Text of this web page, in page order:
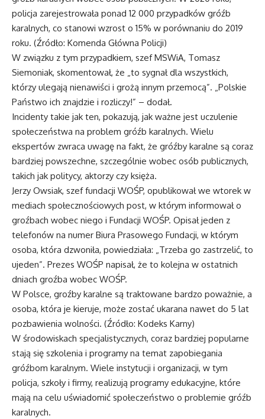
policja zarejestrowała ponad 12 000 przypadków gróźb
karalnych, co stanowi wzrost o 15% w porównaniu do 2019
roku. (Źródło: Komenda Główna Policji)
W związku z tym przypadkiem, szef MSWiA, Tomasz
Siemoniak, skomentował, że „to sygnał dla wszystkich,
którzy ulegają nienawiści i grożą innym przemocą”. „Polskie
Państwo ich znajdzie i rozliczy!” – dodał.
Incidenty takie jak ten, pokazują, jak ważne jest uczulenie
społeczeństwa na problem gróźb karalnych. Wielu
ekspertów zwraca uwagę na fakt, że gróźby karalne są coraz
bardziej powszechne, szczególnie wobec osób publicznych,
takich jak politycy, aktorzy czy księża.
Jerzy Owsiak, szef fundacji WOŚP, opublikował we wtorek w
mediach społecznościowych post, w którym informował o
groźbach wobec niego i Fundacji WOŚP. Opisał jeden z
telefonów na numer Biura Prasowego Fundacji, w którym
osoba, która dzwoniła, powiedziała: „Trzeba go zastrzelić, to
ujeden”. Prezes WOŚP napisał, że to kolejna w ostatnich
dniach groźba wobec WOŚP.
W Polsce, groźby karalne są traktowane bardzo poważnie, a
osoba, która je kieruje, może zostać ukarana nawet do 5 lat
pozbawienia wolności. (Źródło: Kodeks Karny)
W środowiskach specjalistycznych, coraz bardziej popularne
stają się szkolenia i programy na temat zapobiegania
gróźbom karalnym. Wiele instytucji i organizacji, w tym
policja, szkoły i firmy, realizują programy edukacyjne, które
mają na celu uświadomić społeczeństwo o problemie gróźb
karalnych.